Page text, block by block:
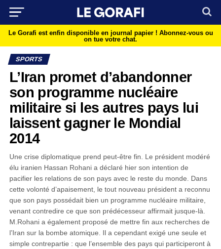
Le Gorafi est enfin disponible en journal papier ! Abonnez-vous ou
on tue votre chat.
SPORTS
L’Iran promet d’abandonner
son programme nucléaire
militaire si les autres pays lui
laissent gagner le Mondial
2014
Une crise diplomatique prend peut-être fin. Le président modéré
élu iranien Hassan Rohani a déclaré hier son intention de
pacifier les relations de son pays avec le reste du monde. Dans
cette volonté d’apaisement, le tout nouveau président a reconnu
que son pays possédait bien un programme nucléaire militaire,
venant contredire ce que son prédécesseur affirmait jusque-là.
M.Rohani a également proposé de mettre fin aux recherches de
l’Iran sur la bombe atomique. Il a cependant exigé une seule et
simple contrepartie : que l’ensemble des pays qui participeront à